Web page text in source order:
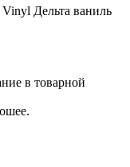
Дельта ваниль
в товарной